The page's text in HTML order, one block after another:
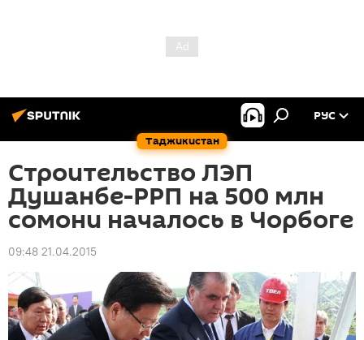
Таджикистан
РУС
Строительство ЛЭП
Душанбе-РРП на 500 млн
сомони началось в Чорбоге
09:48 21.04.2015